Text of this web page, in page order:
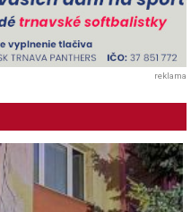
reklama